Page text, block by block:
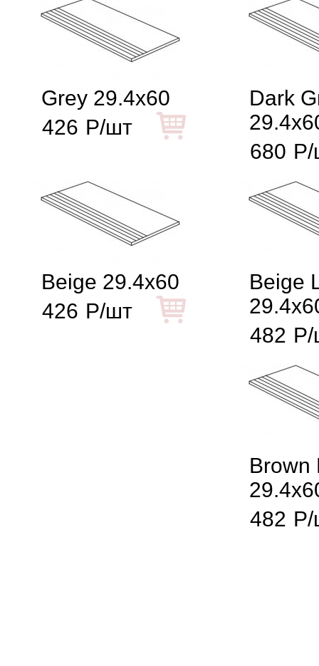
Grey 29.4x60
426 Р/шт
Dark
680 Р/
Beige 29.4x60
426 Р/шт
Beige
482 Р/
Brown
482 Р/